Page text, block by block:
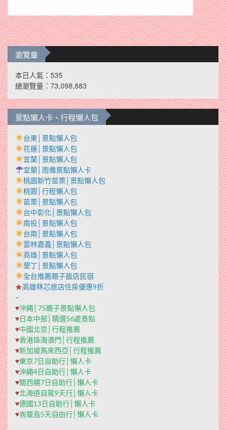
瀏覽量
本日人氣：535
總瀏覽量：73,098,883
景點懶人卡、行程懶人包
台東│景點懶人包
花蓮│景點懶人包
宜蘭│景點懶人包
宜蘭│雨備景點懶人卡
桃園新竹苗栗│景點懶人包
桃園│行程懶人包
苗栗│景點懶人包
台中彰化│景點懶人包
南投│景點懶人包
台南│景點懶人包
雲林嘉義│景點懶人包
高雄│景點懶人包
墾丁│景點懶人包
全台推薦親子飯店民宿
★高雄秝芯旅店住房優惠9折
–
♥沖繩│75親子景點懶人包
♥日本中部│精選56處景點
♥中國北京│行程推薦
♥香港珠海澳門│行程推薦
♥新加坡馬來西亞│行程推薦
♥東京7日自助行│懶人卡
♥沖繩4日自助行│懶人卡
♥關西親7日自助行│懶人卡
♥北海道自駕9天行│懶人卡
♥德國13日自助行│懶人卡
♥峇厘島5天自由行│懶人卡